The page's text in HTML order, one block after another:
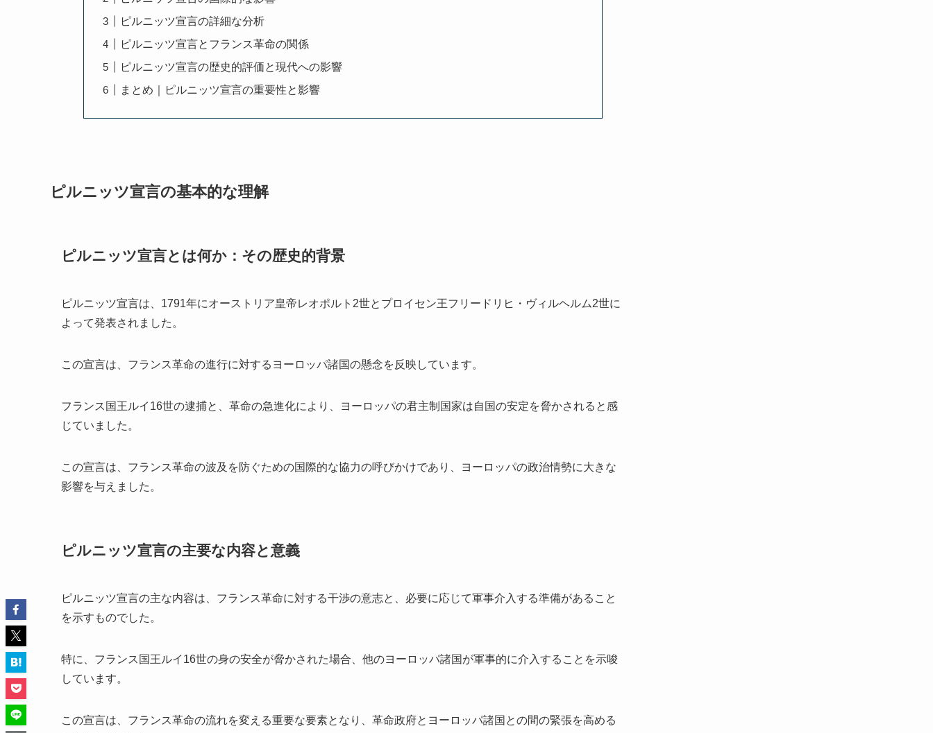
ピルニッツ宣言の詳細な分析
ピルニッツ宣言とフランス革命の関係
ピルニッツ宣言の歴史的評価と現代への影響
まとめ｜ピルニッツ宣言の重要性と影響
ピルニッツ宣言の基本的な理解
ピルニッツ宣言とは何か：その歴史的背景
ピルニッツ宣言は、1791年にオーストリア皇帝レオポルト2世とプロイセン王フリードリヒ・ヴィルヘルム2世に
よって発表されました。
この宣言は、フランス革命の進行に対するヨーロッパ諸国の懸念を反映しています。
フランス国王ルイ16世の逮捕と、革命の急進化により、ヨーロッパの君主制国家は自国の安定を脅かされると感
じていました。
この宣言は、フランス革命の波及を防ぐための国際的な協力の呼びかけであり、ヨーロッパの政治情勢に大きな
影響を与えました。
ピルニッツ宣言の主要な内容と意義
ピルニッツ宣言の主な内容は、フランス革命に対する干渉の意志と、必要に応じて軍事介入する準備があること
を示すものでした。
特に、フランス国王ルイ16世の身の安全が脅かされた場合、他のヨーロッパ諸国が軍事的に介入することを示唆
しています。
この宣言は、フランス革命の流れを変える重要な要素となり、革命政府とヨーロッパ諸国との間の緊張を高める